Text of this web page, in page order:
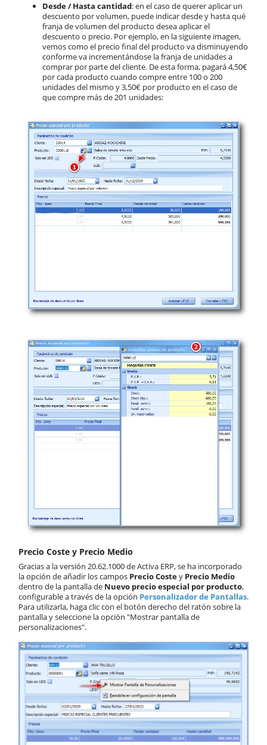
Desde / Hasta cantidad: en el caso de querer aplicar un
descuento por volumen, puede indicar desde y hasta qué
franja de volumen del producto desea aplicar el
descuento o precio. Por ejemplo, en la siguiente imagen,
vemos como el precio final del producto va disminuyendo
conforme va incrementándose la franja de unidades a
comprar por parte del cliente. De esta forma, pagará 4,50€
por cada producto cuando compre entre 100 o 200
unidades del mismo y 3,50€ por producto en el caso de
que compre más de 201 unidades:
Precio Coste y Precio Medio
Gracias a la versión 20.62.1000 de Activa ERP, se ha incorporado
la opción de añadir los campos Precio Costey Precio Medio
dentro de la pantalla de Nuevo precio especial por producto,
configurable a través de la opción Personalizador de Pantallas.
Para utilizarla, haga clic con el botón derecho del ratón sobre la
pantalla y seleccione la opción "Mostrar pantalla de
personalizaciones".